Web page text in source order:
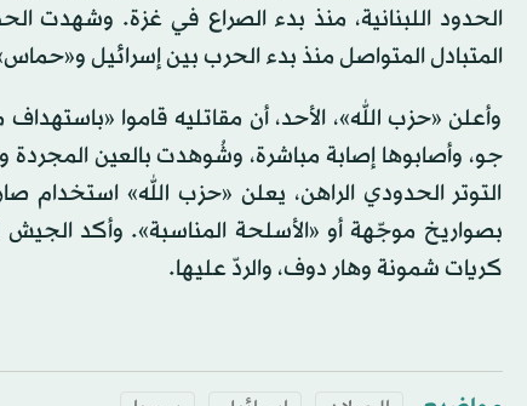
الحدود اللبنانية، منذ بدء الصراع في غزة. وشهدت
المتبادل المتواصل منذ بدء الحرب بين إسرائيل
وأعلن «حزب الله»، الأحد، أن مقاتليه قاموا
جو، وأصابوها إصابة مباشرة، وشُوهدت بالعين
التوتر الحدودي الراهن، يعلن «حزب الله»
بصواريخ موجّهة أو «الأسلحة المناسبة». وأكد
كريات شمونة وهار دوف، والردّ عليها.